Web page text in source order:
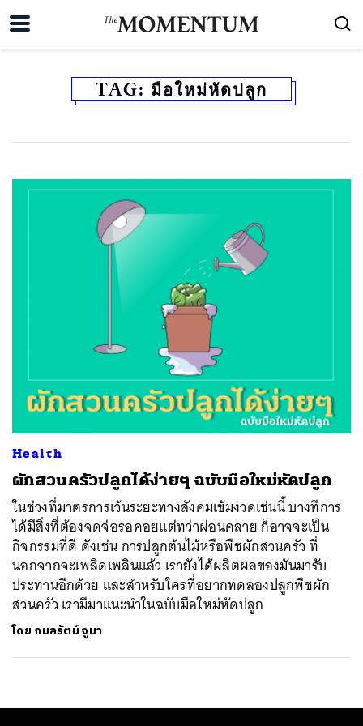
TAG: มือใหม่หัดปลูก
Health
ผักสวนครัวปลูกได้ง่ายๆ ฉบับมือใหม่หัดปลูก
ในช่วงที่มาตรการเว้นระยะทางสังคมเข้มงวดเช่นนี้ บางทีการ
ได้มีสิ่งที่ต้องจดจ่อรอคอยแต่ทว่าผ่อนคลาย ก็อาจจะเป็น
กิจกรรมที่ดี ดังเช่น การปลูกต้นไม้หรือพืชผักสวนครัว ที่
นอกจากจะเพลิดเพลินแล้ว เรายังได้ผลิตผลของมันมารับ
ประทานอีกด้วย และสำหรับใครที่อยากทดลองปลูกพืชผัก
สวนครัว เรามีมาแนะนำในฉบับมือใหม่หัดปลูก
โดย กมลรัตน์ จูมา
SHARE TWEET LINE EMAIL